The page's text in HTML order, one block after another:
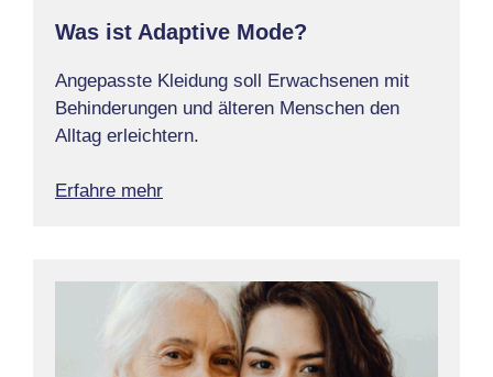
Was ist Adaptive Mode?
Angepasste Kleidung soll Erwachsenen mit
Behinderungen und älteren Menschen den
Alltag erleichtern.
Erfahre mehr